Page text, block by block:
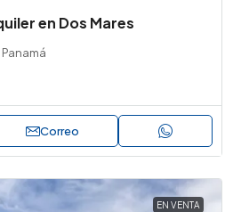
en Dos Mares
Correo
EN VENTA